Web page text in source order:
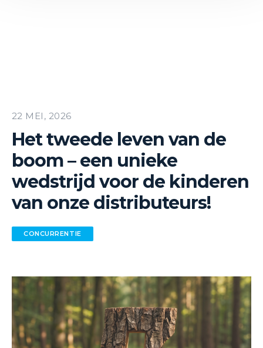
22 MEI, 2026
Het tweede leven van de
boom – een unieke
wedstrijd voor de kinderen
van onze distributeurs!
CONCURRENTIE